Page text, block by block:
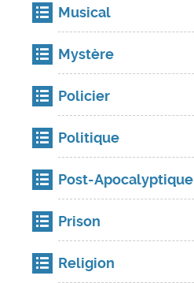
Musical
Mystère
Policier
Politique
Post-Apocalyptique
Prison
Religion